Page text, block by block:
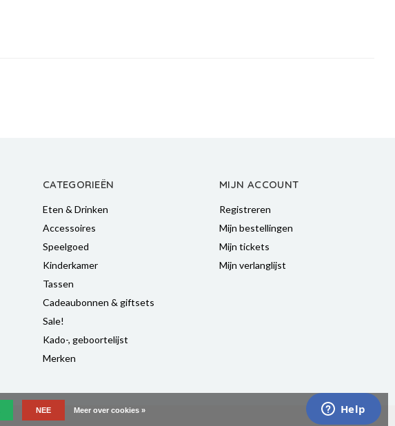
CATEGORIEËN
Eten & Drinken
Accessoires
Speelgoed
Kinderkamer
Tassen
Cadeaubonnen & giftsets
Sale!
Kado-, geboortelijst
Merken
MIJN ACCOUNT
Registreren
Mijn bestellingen
Mijn tickets
Mijn verlanglijst
NEE Meer over cookies »